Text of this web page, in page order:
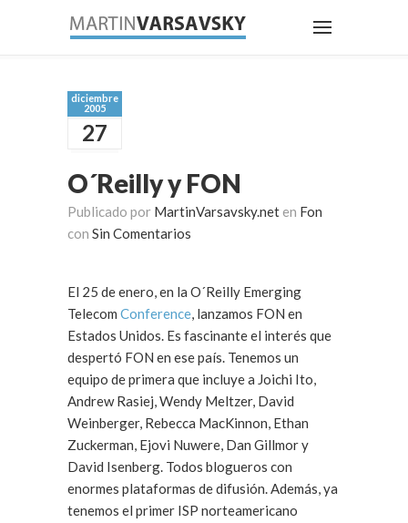
diciembre
2005
27
O´Reilly y FON
Publicado por MartinVarsavsky.net en Fon
con Sin Comentarios
El 25 de enero, en la O´Reilly Emerging
Telecom Conference, lanzamos FON en
Estados Unidos. Es fascinante el interés que
despertó FON en ese país. Tenemos un
equipo de primera que incluye a Joichi Ito,
Andrew Rasiej, Wendy Meltzer, David
Weinberger, Rebecca MacKinnon, Ethan
Zuckerman, Ejovi Nuwere, Dan Gillmor y
David Isenberg. Todos blogueros con
enormes plataformas de difusión. Además, ya
tenemos el primer ISP norteamericano